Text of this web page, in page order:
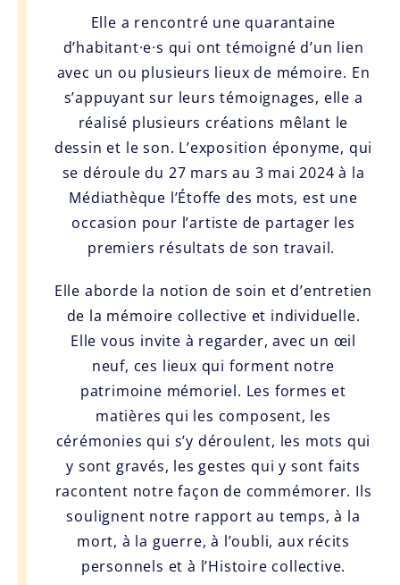
Elle a rencontré une quarantaine
d’habitant·e·s qui ont témoigné d’un lien
avec un ou plusieurs lieux de mémoire. En
s’appuyant sur leurs témoignages, elle a
réalisé plusieurs créations mêlant le
dessin et le son. L’exposition éponyme, qui
se déroule du 27 mars au 3 mai 2024 à la
Médiathèque l’Étoffe des mots, est une
occasion pour l’artiste de partager les
premiers résultats de son travail.
Elle aborde la notion de soin et d’entretien
de la mémoire collective et individuelle.
Elle vous invite à regarder, avec un œil
neuf, ces lieux qui forment notre
patrimoine mémoriel. Les formes et
matières qui les composent, les
cérémonies qui s’y déroulent, les mots qui
y sont gravés, les gestes qui y sont faits
racontent notre façon de commémorer. Ils
soulignent notre rapport au temps, à la
mort, à la guerre, à l’oubli, aux récits
personnels et à l’Histoire collective.